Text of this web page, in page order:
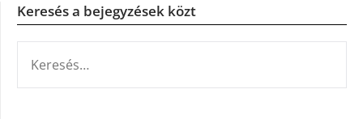
Keresés a bejegyzések közt